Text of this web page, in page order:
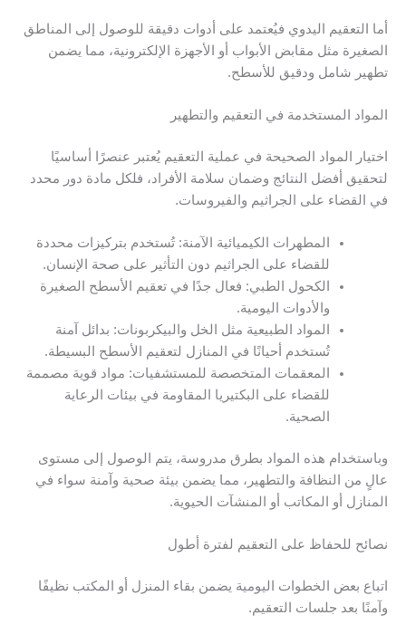
أما التعقيم اليدوي فيُعتمد على أدوات دقيقة للوصول إلى المناطق
الصغيرة مثل مقابض الأبواب أو الأجهزة الإلكترونية، مما يضمن
تطهير شامل ودقيق للأسطح.
المواد المستخدمة في التعقيم والتطهير
اختيار المواد الصحيحة في عملية التعقيم يُعتبر عنصرًا أساسيًا
لتحقيق أفضل النتائج وضمان سلامة الأفراد، فلكل مادة دور محدد
في القضاء على الجراثيم والفيروسات.
المطهرات الكيميائية الآمنة: تُستخدم بتركيزات محددة
للقضاء على الجراثيم دون التأثير على صحة الإنسان.
الكحول الطبي: فعال جدًا في تعقيم الأسطح الصغيرة
والأدوات اليومية.
المواد الطبيعية مثل الخل والبيكربونات: بدائل آمنة
تُستخدم أحيانًا في المنازل لتعقيم الأسطح البسيطة.
المعقمات المتخصصة للمستشفيات: مواد قوية مصممة
للقضاء على البكتيريا المقاومة في بيئات الرعاية
الصحية.
وباستخدام هذه المواد بطرق مدروسة، يتم الوصول إلى مستوى
عالٍ من النظافة والتطهير، مما يضمن بيئة صحية وآمنة سواء في
المنازل أو المكاتب أو المنشآت الحيوية.
نصائح للحفاظ على التعقيم لفترة أطول
اتباع بعض الخطوات اليومية يضمن بقاء المنزل أو المكتب نظيفًا
وآمنًا بعد جلسات التعقيم.